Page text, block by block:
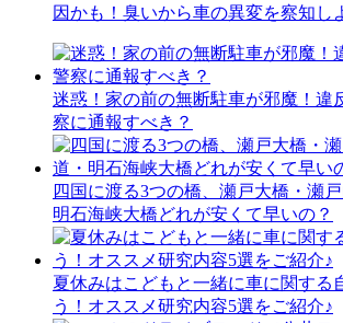
因かも！臭いから車の異変を察知し
迷惑！家の前の無断駐車が邪魔！違
察に通報すべき？
四国に渡る3つの橋、瀬戸大橋・瀬
明石海峡大橋どれが安くて早いの？
夏休みはこどもと一緒に車に関する
う！オススメ研究内容5選をご紹介♪